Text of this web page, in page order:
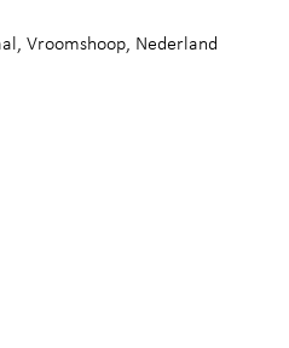
Vroomshoop, Nederland